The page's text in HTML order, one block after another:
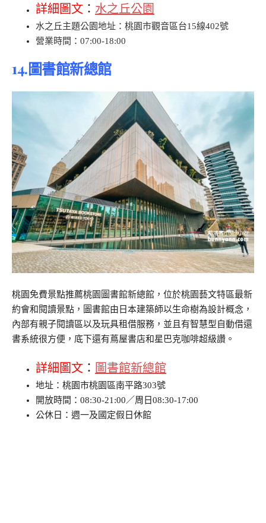
詳細圖文 ： 水之丘公園
水之丘主題公園地址：桃園市觀音區台15線402號
營業時間：07:00-18:00
14.圖書館新總館
桃園免費景點推薦桃園圖書館新總館，位於桃園藝文特區最新
約會和閱讀景點，圖書館由日本建築師以生命樹為設計概念，
內部有親子閱讀區以及玩具租借服務，並且有智慧型自動借還
書系統很方便，底下還有蔦屋書店和星巴克咖啡超級讚。
詳細圖文 ： 圖書館新總館
地址：桃園市桃園區南平路303號
開放時間：08:30-21:00／周日08:30-17:00
公休日：週一及國定假日休館